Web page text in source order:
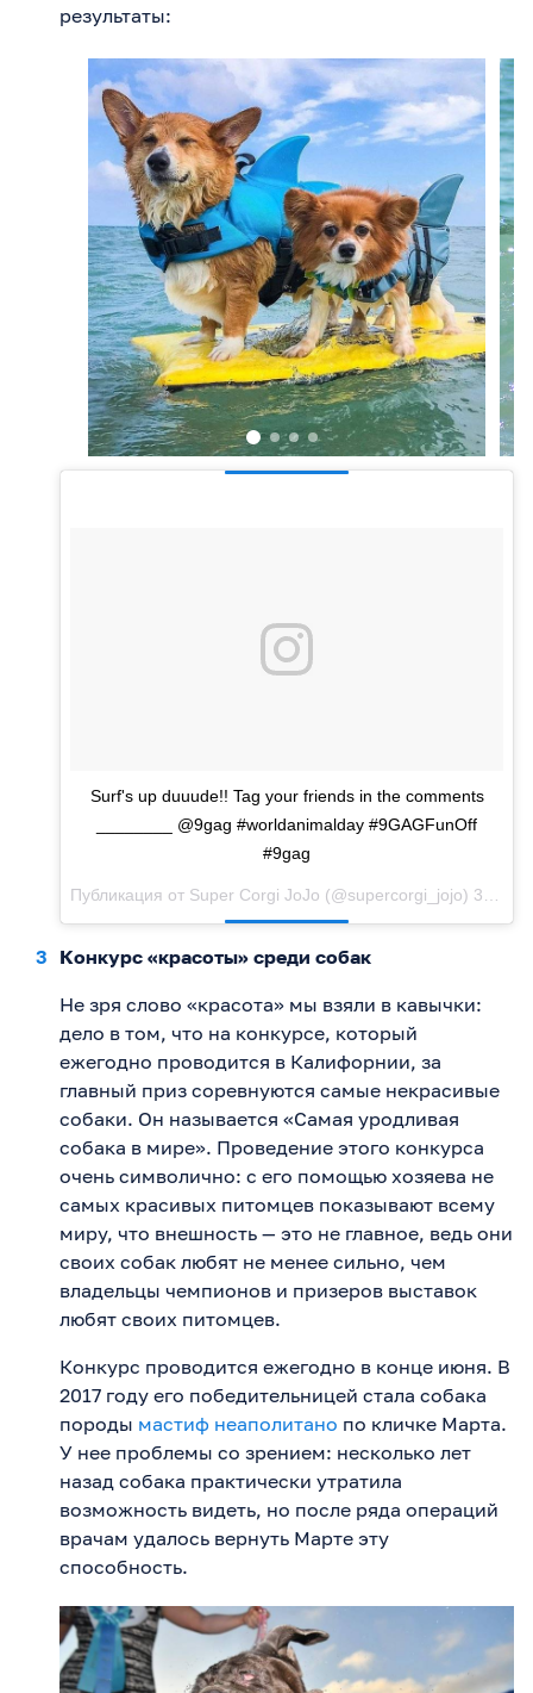
результаты:
Surf's up duuude!! Tag your friends in the comments
________ @9gag #worldanimalday #9GAGFunOff
#9gag
Публикация от Super Corgi JoJo (@supercorgi_jojo) 3 Окт 2017 в 11:06 PDT
Конкурс «красоты» среди собак
Не зря слово «красота» мы взяли в кавычки:
дело в том, что на конкурсе, который
ежегодно проводится в Калифорнии, за
главный приз соревнуются самые некрасивые
собаки. Он называется «Самая уродливая
собака в мире». Проведение этого конкурса
очень символично: с его помощью хозяева не
самых красивых питомцев показывают всему
миру, что внешность — это не главное, ведь они
своих собак любят не менее сильно, чем
владельцы чемпионов и призеров выставок
любят своих питомцев.
Конкурс проводится ежегодно в конце июня. В
2017 году его победительницей стала собака
породы мастиф неаполитано по кличке Марта.
У нее проблемы со зрением: несколько лет
назад собака практически утратила
возможность видеть, но после ряда операций
врачам удалось вернуть Марте эту
способность.